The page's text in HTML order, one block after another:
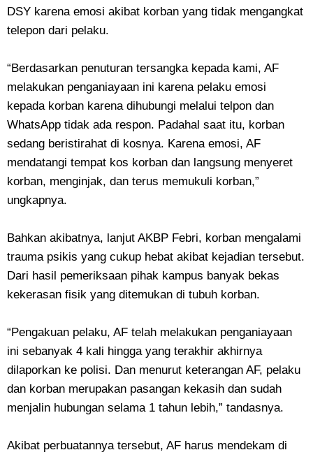
DSY karena emosi akibat korban yang tidak mengangkat
telepon dari pelaku.
“Berdasarkan penuturan tersangka kepada kami, AF
melakukan penganiayaan ini karena pelaku emosi
kepada korban karena dihubungi melalui telpon dan
WhatsApp tidak ada respon. Padahal saat itu, korban
sedang beristirahat di kosnya. Karena emosi, AF
mendatangi tempat kos korban dan langsung menyeret
korban, menginjak, dan terus memukuli korban,”
ungkapnya.
Bahkan akibatnya, lanjut AKBP Febri, korban mengalami
trauma psikis yang cukup hebat akibat kejadian tersebut.
Dari hasil pemeriksaan pihak kampus banyak bekas
kekerasan fisik yang ditemukan di tubuh korban.
“Pengakuan pelaku, AF telah melakukan penganiayaan
ini sebanyak 4 kali hingga yang terakhir akhirnya
dilaporkan ke polisi. Dan menurut keterangan AF, pelaku
dan korban merupakan pasangan kekasih dan sudah
menjalin hubungan selama 1 tahun lebih,” tandasnya.
Akibat perbuatannya tersebut, AF harus mendekam di